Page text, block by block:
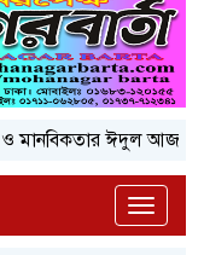
ঈদুল আজহা
Toggle